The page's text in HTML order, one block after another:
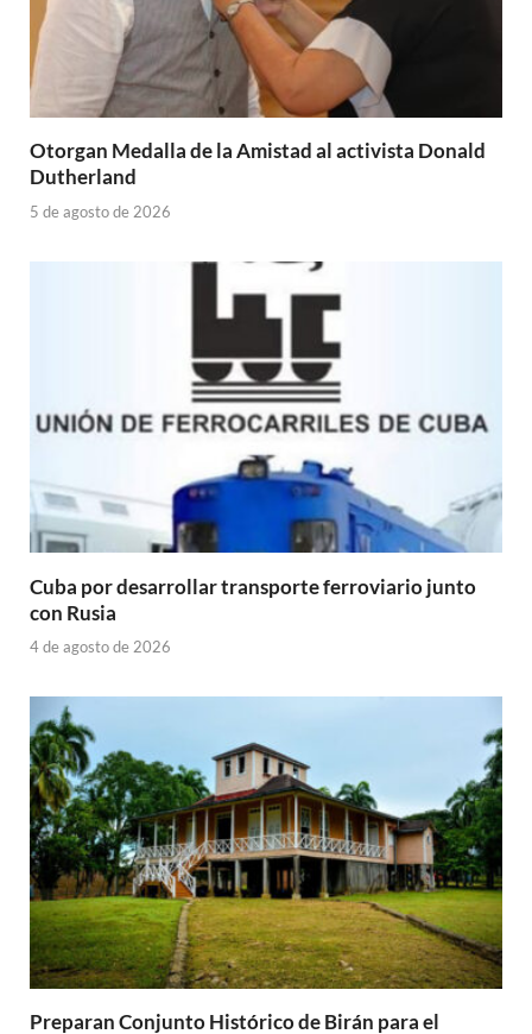
Otorgan Medalla de la Amistad al activista Donald
Dutherland
5 de agosto de 2026
Cuba por desarrollar transporte ferroviario junto
con Rusia
4 de agosto de 2026
Preparan Conjunto Histórico de Birán para el